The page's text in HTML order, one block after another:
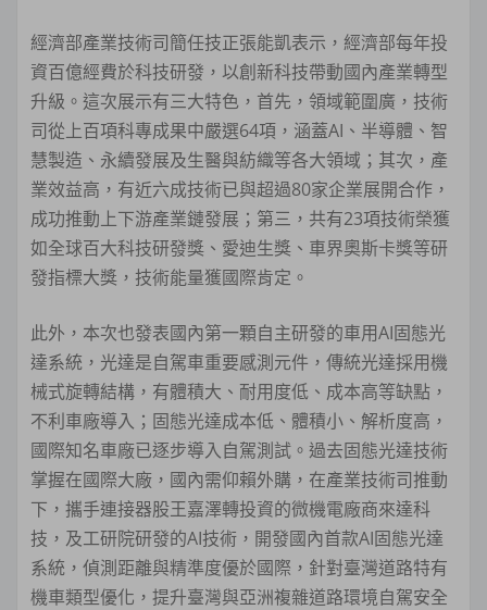
經濟部產業技術司簡任技正張能凱表示，經濟部每年投
資百億經費於科技研發，以創新科技帶動國內產業轉型
升級。這次展示有三大特色，首先，領域範圍廣，技術
司從上百項科專成果中嚴選64項，涵蓋AI、半導體、智
慧製造、永續發展及生醫與紡織等各大領域；其次，產
業效益高，有近六成技術已與超過80家企業展開合作，
成功推動上下游產業鏈發展；第三，共有23項技術榮獲
如全球百大科技研發獎、愛迪生獎、車界奧斯卡獎等研
發指標大獎，技術能量獲國際肯定。
此外，本次也發表國內第一顆自主研發的車用AI固態光
達系統，光達是自駕車重要感測元件，傳統光達採用機
械式旋轉結構，有體積大、耐用度低、成本高等缺點，
不利車廠導入；固態光達成本低、體積小、解析度高，
國際知名車廠已逐步導入自駕測試。過去固態光達技術
掌握在國際大廠，國內需仰賴外購，在產業技術司推動
下，攜手連接器股王嘉澤轉投資的微機電廠商來達科
技，及工研院研發的AI技術，開發國內首款AI固態光達
系統，偵測距離與精準度優於國際，針對臺灣道路特有
機車類型優化，提升臺灣與亞洲複雜道路環境自駕安全